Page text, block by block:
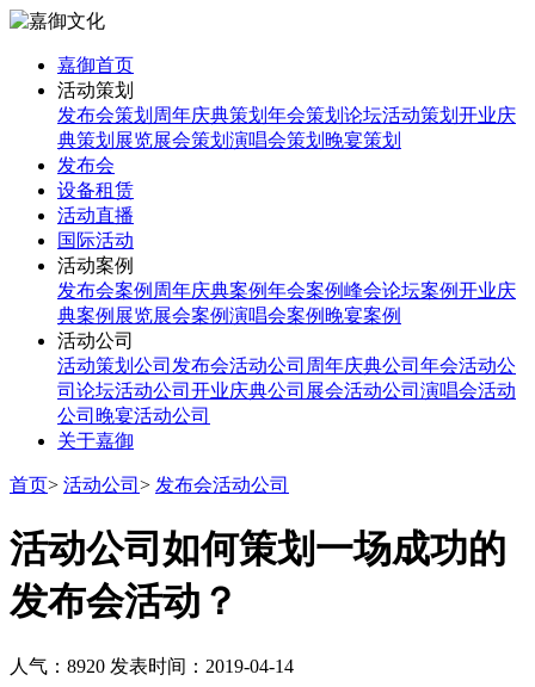
嘉御首页
活动策划
发布会策划 周年庆典策划 年会策划 论坛活动策划 开业庆
典策划 展览展会策划 演唱会策划 晚宴策划
发布会
设备租赁
活动直播
国际活动
活动案例
发布会案例 周年庆典案例年会案例峰会论坛案例开业庆
典案例 展览展会案例演唱会案例 晚宴案例
活动公司
活动策划公司 发布会活动公司 周年庆典公司 年会活动公
司 论坛活动公司 开业庆典公司 展会活动公司 演唱会活动
公司 晚宴活动公司
关于嘉御
首页> 活动公司 > 发布会活动公司
活动公司如何策划一场成功的
发布会活动？
人气：8920 发表时间：2019-04-14